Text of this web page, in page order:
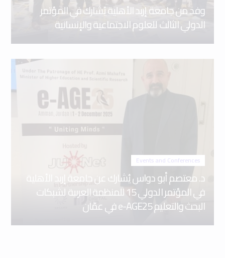
وفد من جامعة إربد الأهلية يُشارك في المؤتمر
الدولي الثالث للعلوم الاجتماعية والإنسانية
Events and Conferences
د. معتصم أبو دواس يُشارك عن جامعة إربد الأهلية
في المؤتمر الدولي 15 للمنظمة العربية لشبكات
البحث والتعليم e-AGE25 في عمّان